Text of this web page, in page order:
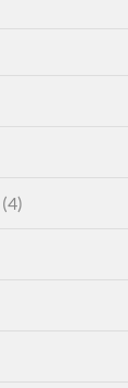
(4)